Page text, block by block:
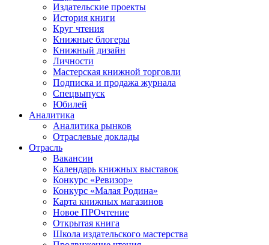
Издательские проекты
История книги
Круг чтения
Книжные блогеры
Книжный дизайн
Личности
Мастерская книжной торговли
Подписка и продажа журнала
Спецвыпуск
Юбилей
Аналитика
Аналитика рынков
Отраслевые доклады
Отрасль
Вакансии
Календарь книжных выставок
Конкурс «Ревизор»
Конкурс «Малая Родина»
Карта книжных магазинов
Новое ПРОчтение
Открытая книга
Школа издательского мастерства